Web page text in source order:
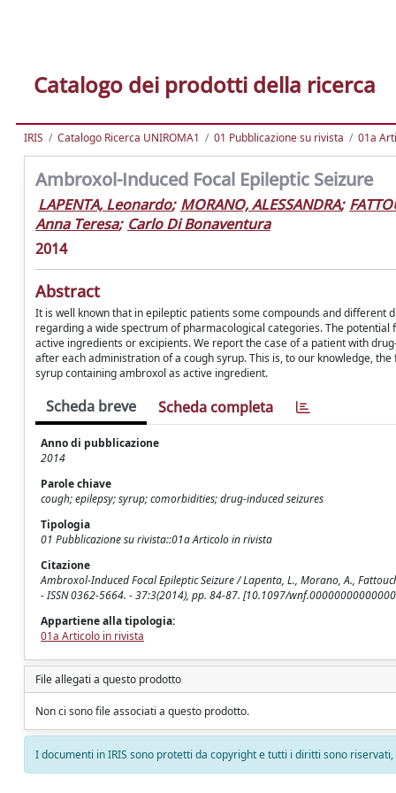
Catalogo dei prodotti della ricerca
IRIS Catalogo Ricerca UNIROMA1 01 Pubblicazione su rivista 01a
Ambroxol-Induced Focal Epileptic Seizure
LAPENTA, Leonardo; MORANO, ALESSANDRA;
Anna Teresa; Carlo Di Bonaventura
2014
Abstract
It is well known that in epileptic patients some compounds and
regarding a wide spectrum of pharmacological categories. The
active ingredients or excipients. We report the case of a patient with
after each administration of a cough syrup. This is, to our knowledge,
syrup containing ambroxol as active ingredient.
Scheda breve Scheda completa
Anno di pubblicazione
2014
Parole chiave
cough; epilepsy; syrup; comorbidities; drug-induced seizures
Tipologia
01 Pubblicazione su rivista::01a Articolo in rivista
Citazione
Ambroxol-Induced Focal Epileptic Seizure / Lapenta, L., Morano, A.,
- ISSN 0362-5664. - 37:3(2014), pp. 84-87. [10.1097/
Appartiene alla tipologia:
01a Articolo in rivista
File allegati a questo prodotto
Non ci sono file associati a questo prodotto.
I documenti in IRIS sono protetti da copyright e tutti i diritti sono